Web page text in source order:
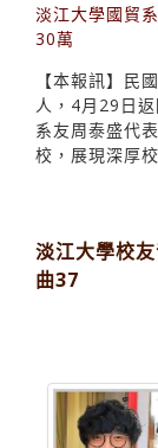
淡江大學國貿
30萬
【本報訊】民
人，4月29日
系友周泰盛代
校，展現深厚
淡江大學校
曲37